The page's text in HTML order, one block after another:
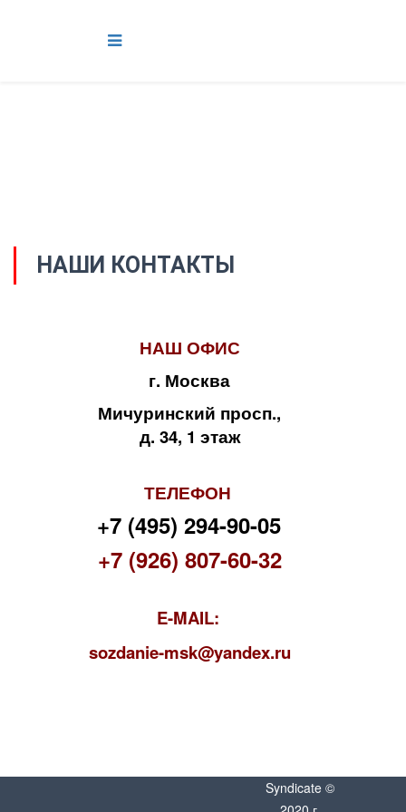
НАШИ КОНТАКТЫ
НАШ ОФИС
г. Москва
Мичуринский просп.,
д. 34, 1 этаж
ТЕЛЕФОН
+7 (495) 294-90-05
+7 (926) 807-60-32
E-MAIL:
sozdanie-msk@yandex.ru
Syndicate ©